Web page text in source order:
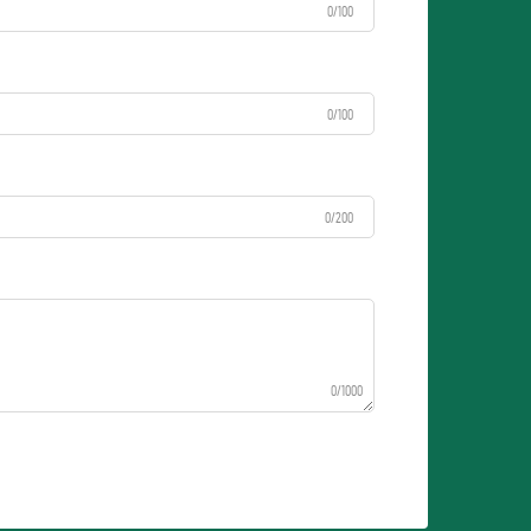
0/100
0/100
0/200
0/1000